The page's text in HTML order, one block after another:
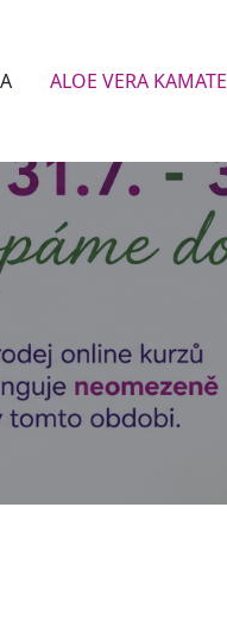
ALOE VERA KAMATE